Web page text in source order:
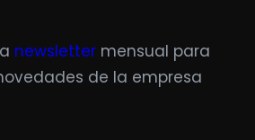
newsletter mensual para
de la empresa